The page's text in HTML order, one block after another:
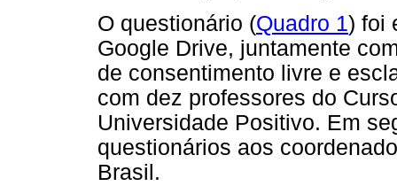
O questionário (Quadro 1) foi
Google Drive, juntamente
de consentimento livre e
com dez professores do
Universidade Positivo. Em
questionários aos
Brasil.